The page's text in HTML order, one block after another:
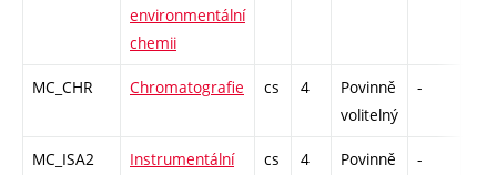
environmentální
chemii
MC_CHR Chromatografie cs 4
Povinně
volitelný
-
MC_ISA2
Instrumentální
cs 4
Povinně
-